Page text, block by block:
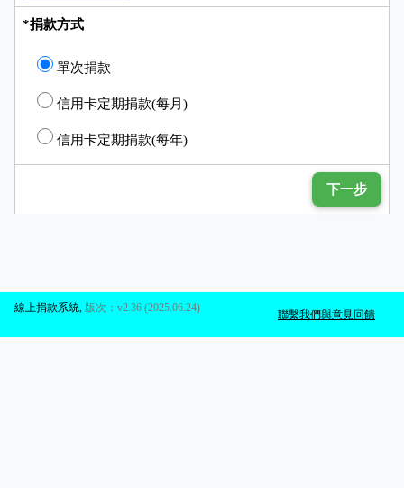
*捐款方式
單次捐款
信用卡定期捐款(每月)
信用卡定期捐款(每年)
下一步
聯繫我們與意見回饋
線上捐款系統 版次：v2.36 (2025.06.24)